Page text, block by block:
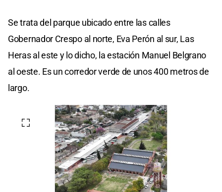
Se trata del parque ubicado entre las calles
Gobernador Crespo al norte, Eva Perón al sur, Las
Heras al este y lo dicho, la estación Manuel Belgrano
al oeste. Es un corredor verde de unos 400 metros de
largo.